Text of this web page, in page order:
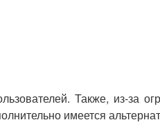
Также, из-за
имеется